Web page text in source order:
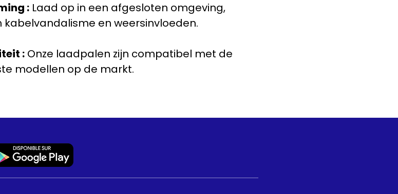
: Laad op in een afgesloten omgeving,
en weersinvloeden.
:Onze laadpalen zijn compatibel met de
modellen op de markt.